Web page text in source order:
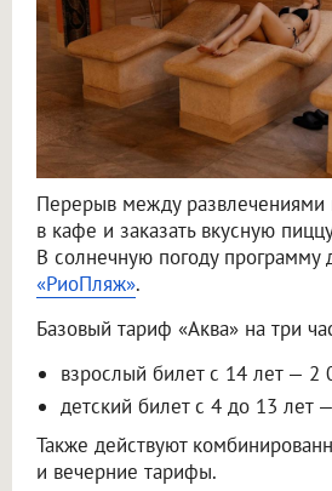
Перерыв между развлечениями
в кафе и заказать вкусную
В солнечную погоду программу
«РиоПляж».
Базовый тариф «Аква» на три
взрослый билет с 14 лет — 2
детский билет с 4 до 13 лет
Также действуют
и вечерние тарифы.